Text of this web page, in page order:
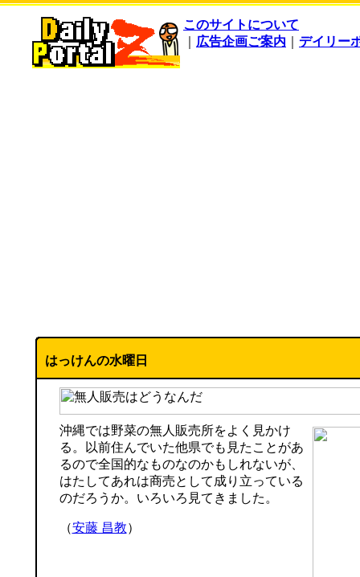
このサイトについて
広告企画ご案内 デイリー
はっけんの水曜日
沖縄では野菜の無人販売所をよく見かけ
る。以前住んでいた他県でも見たことがあ
るので全国的なものなのかもしれないが、
はたしてあれは商売として成り立っている
のだろうか。いろいろ見てきました。
（安藤 昌教）